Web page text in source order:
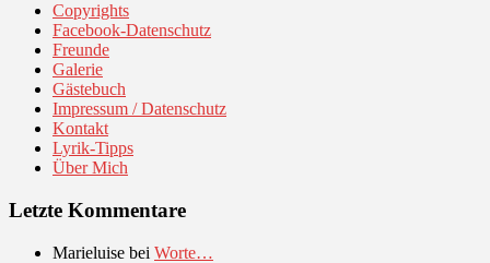
Copyrights
Facebook-Datenschutz
Freunde
Galerie
Gästebuch
Impressum / Datenschutz
Kontakt
Lyrik-Tipps
Über Mich
Letzte Kommentare
Marieluise bei Worte…